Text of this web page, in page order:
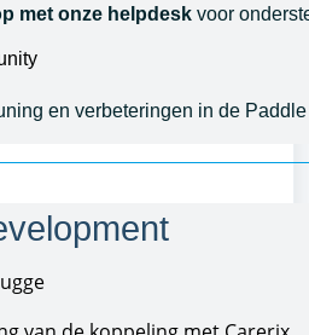
met onze helpdesk voor
en verbeteringen in de